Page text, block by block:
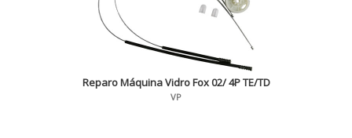
Reparo Máquina Vidro Fox 02/ 4P TE/TD
VP